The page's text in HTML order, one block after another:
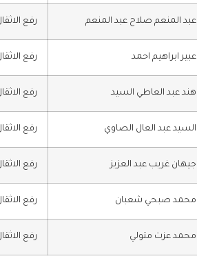
عبد المنعم صلاح عبد المنعم رفع
عبير ابراهيم احمد رفع
هند عبد العاطي السيد رفع
السيد عبد العال الصاوي رفع
جيهان غريب عبد العزيز رفع
محمد صبحي شعبان رفع
محمد عزت متولي رفع